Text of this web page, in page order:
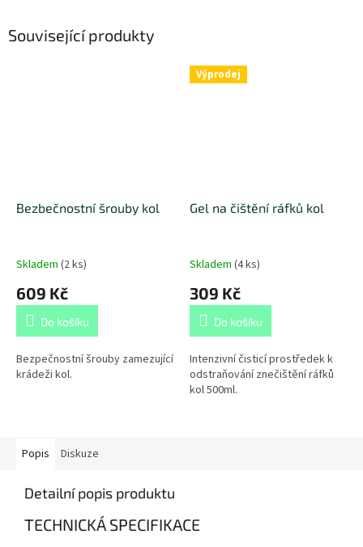
Související produkty
Bezbečnostní šrouby kol
Skladem (2 ks)
609 Kč
Do košíku
Bezpečnostní šrouby zamezující
krádeži kol.
Výprodej
Gel na čištění ráfků kol
Skladem (4 ks)
309 Kč
Do košíku
Intenzivní čisticí prostředek k
odstraňování znečištění ráfků
kol 500ml.
Popis Diskuze
Detailní popis produktu
TECHNICKÁ SPECIFIKACE